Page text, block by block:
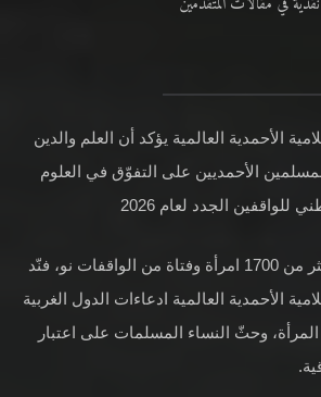
الأحمدية العالمية يؤكد أن العلم والدين
الأحمديين على التفوّق في العلوم
للواقفين الجدد لعام 2026
في خطابٍ أمام أكثر من 1700 امرأة وفتاة من الواقفات نو، فنّد
الأحمدية العالمية ادعاءات الدول الغربية
وحثّ النساء المسلمات على اعتبار